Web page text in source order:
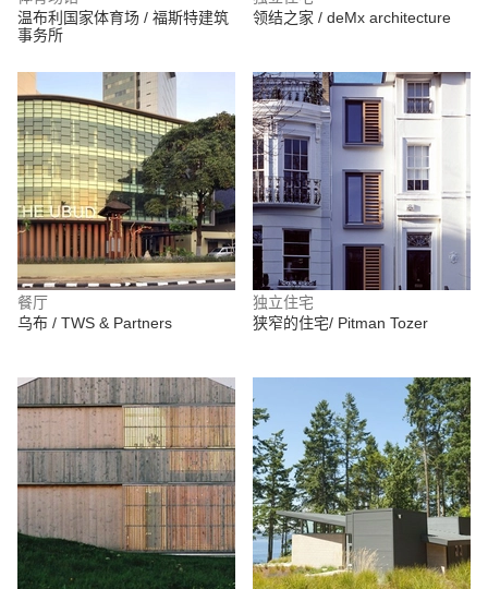
温布利国家体育场 / 福斯特建筑
事务所
领结之家 / deMx architecture
餐厅
乌布 / TWS & Partners
独立住宅
狭窄的住宅/ Pitman Tozer